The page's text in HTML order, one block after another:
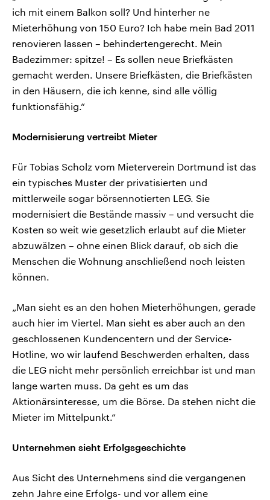
ich mit einem Balkon soll? Und hinterher ne
Mieterhöhung von 150 Euro? Ich habe mein Bad 2011
renovieren lassen – behindertengerecht. Mein
Badezimmer: spitze! – Es sollen neue Briefkästen
gemacht werden. Unsere Briefkästen, die Briefkästen
in den Häusern, die ich kenne, sind alle völlig
funktionsfähig.“
Modernisierung vertreibt Mieter
Für Tobias Scholz vom Mieterverein Dortmund ist das
ein typisches Muster der privatisierten und
mittlerweile sogar börsennotierten LEG. Sie
modernisiert die Bestände massiv – und versucht die
Kosten so weit wie gesetzlich erlaubt auf die Mieter
abzuwälzen – ohne einen Blick darauf, ob sich die
Menschen die Wohnung anschließend noch leisten
können.
„Man sieht es an den hohen Mieterhöhungen, gerade
auch hier im Viertel. Man sieht es aber auch an den
geschlossenen Kundencentern und der Service-
Hotline, wo wir laufend Beschwerden erhalten, dass
die LEG nicht mehr persönlich erreichbar ist und man
lange warten muss. Da geht es um das
Aktionärsinteresse, um die Börse. Da stehen nicht die
Mieter im Mittelpunkt.“
Unternehmen sieht Erfolgsgeschichte
Aus Sicht des Unternehmens sind die vergangenen
zehn Jahre eine Erfolgs- und vor allem eine